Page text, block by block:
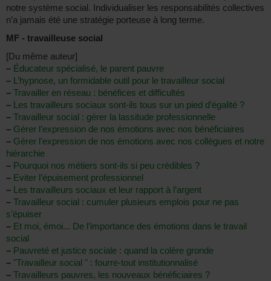
notre système social. Individualiser les responsabilités collectives
n’a jamais été une stratégie porteuse à long terme.
MF - travailleuse social
[Du même auteur]
– Éducateur spécialisé, le parent pauvre
– L’hypnose, un formidable outil pour le travailleur social
– Travailler en réseau : bénéfices et difficultés
– Les travailleurs sociaux sont-ils tous sur un pied d’égalité ?
– Travailleur social : gérer la lassitude professionnelle
– Gérer l’expression de nos émotions avec nos bénéficiaires
– Gérer l’expression de nos émotions avec nos collègues et notre
hiérarchie
– Pourquoi nos métiers sont-ils si peu crédibles ?
– Eviter l’épuisement professionnel
– Les travailleurs sociaux et leur rapport à l’argent
– Travailleur social : cumuler plusieurs emplois pour ne pas
s’épuiser
– Et moi, émoi... De l’importance des émotions dans le travail
social
– Pauvreté et justice sociale : quand la colère gronde
– "Travailleur social " : fourre-tout institutionnalisé
– Travailleurs pauvres, les nouveaux bénéficiaires ?